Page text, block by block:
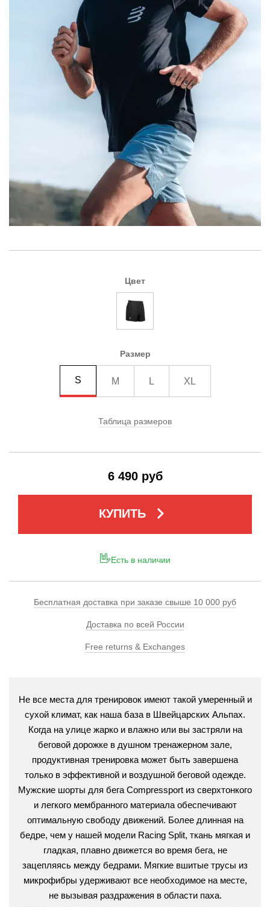
Цвет
Размер
S M L XL
Таблица размеров
6 490 руб
КУПИТЬ keyboard_arrow_right
Есть в наличии
Бесплатная доставка при заказе свыше 10 000 руб
Доставка по всей России
Free returns & Exchanges
Не все места для тренировок имеют такой умеренный и
сухой климат, как наша база в Швейцарских Альпах.
Когда на улице жарко и влажно или вы застряли на
беговой дорожке в душном тренажерном зале,
продуктивная тренировка может быть завершена
только в эффективной и воздушной беговой одежде.
Мужские шорты для бега Compressport из сверхтонкого
и легкого мембранного материала обеспечивают
оптимальную свободу движений. Более длинная на
бедре, чем у нашей модели Racing Split, ткань мягкая и
гладкая, плавно движется во время бега, не
зацепляясь между бедрами. Мягкие вшитые трусы из
микрофибры удерживают все необходимое на месте,
не вызывая раздражения в области паха.